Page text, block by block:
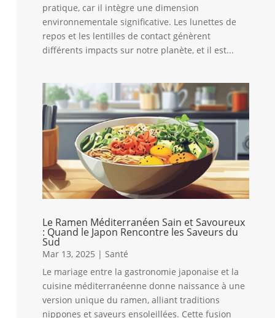
pratique, car il intègre une dimension
environnementale significative. Les lunettes de
repos et les lentilles de contact génèrent
différents impacts sur notre planète, et il est...
Le Ramen Méditerranéen Sain et Savoureux
: Quand le Japon Rencontre les Saveurs du
Sud
Mar 13, 2025 | Santé
Le mariage entre la gastronomie japonaise et la
cuisine méditerranéenne donne naissance à une
version unique du ramen, alliant traditions
nippones et saveurs ensoleillées. Cette fusion